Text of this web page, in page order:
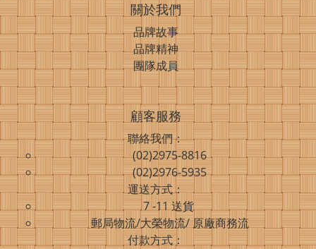
關於我們
品牌故事
品牌精神
團隊成員
顧客服務
聯絡我們：
(02)2975-8816
(02)2976-5935
運送方式：
7 -11 送貨
郵局物流/大榮物流/ 原廠商務流
付款方式：